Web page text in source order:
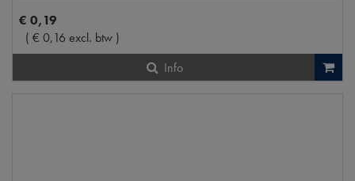
€ 0,19
( €0,16 excl. btw )
Info